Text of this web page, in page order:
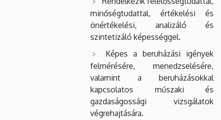
minőségtudattal, értékelési és
önértékelési, analizáló és
szintetizáló képességgel.
Képes a beruházási igények
felmérésére, menedzselésére,
valamint a beruházásokkal
kapcsolatos műszaki és
gazdaságossági vizsgálatok
végrehajtására.